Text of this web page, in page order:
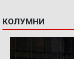
КОЛУМНИ